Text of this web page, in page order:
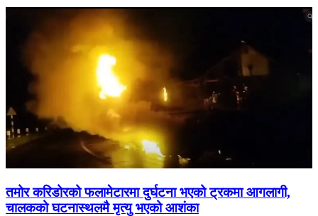
तमोर करिडोरको फलामेटारमा दुर्घटना भएको ट्रकमा आगलागी,
चालकको घटनास्थलमै मृत्यु भएको आशंका